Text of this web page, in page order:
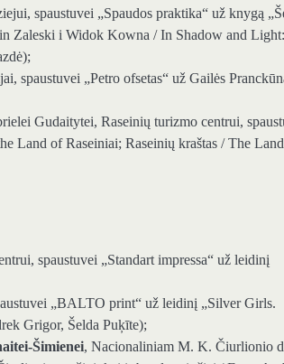
spaustuvei „Spaudos praktika“ už knygą
Zaleski i Widok Kowna / In Shadow and Light:
spaustuvei „Petro ofsetas“ už Gailės
Gudaitytei, Raseinių turizmo centrui,
Land of Raseiniai; Raseinių kraštas / The
spaustuvei „Standart impressa“ už leidinį
„BALTO print“ už leidinį „Silver Girls.
Grigor, Šelda Puķīte);
Šimienei, Nacionaliniam M. K. Čiurlionio